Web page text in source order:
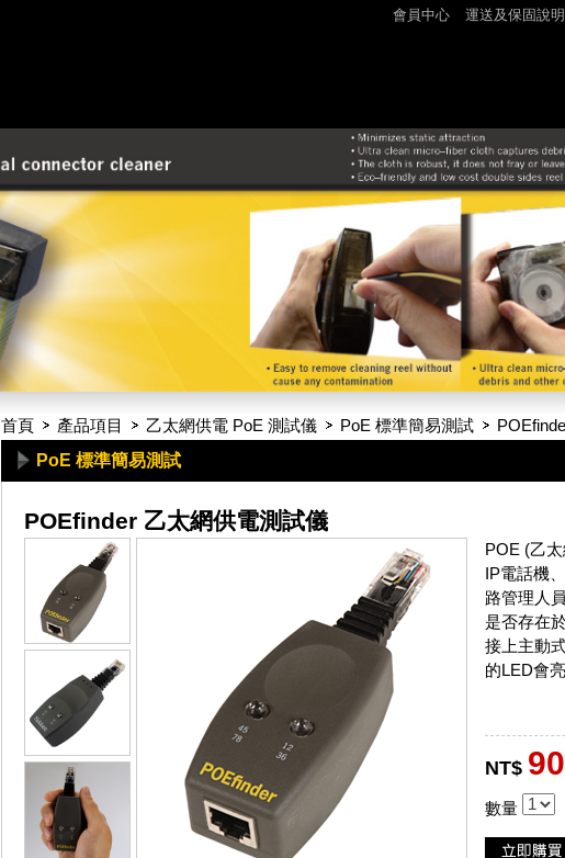
會員中心 運送及保固說明
首頁 產品項目 乙太網供電 PoE 測試儀 PoE 標準簡易測試
PoE 標準簡易測試
POEfinder 乙太網供電測試儀
POE (乙
IP電話機
路管理人
是否存在
接上主動
的LED會
NT$
數量